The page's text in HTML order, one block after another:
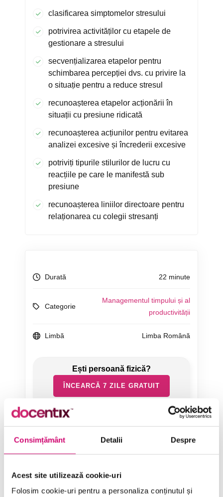
Consimțământ Detalii Despre
Acest site utilizează cookie-uri
Folosim cookie-uri pentru a personaliza conținutul și
clasificarea simptomelor stresului
potrivirea activităților cu etapele de
gestionare a stresului
secvențializarea etapelor pentru
schimbarea percepției dvs. cu privire la
o situație pentru a reduce stresul
recunoașterea etapelor acționării în
situații cu presiune ridicată
recunoașterea acțiunilor pentru evitarea
analizei excesive și încrederii excesive
potriviți tipurile stilurilor de lucru cu
reacțiile pe care le manifestă sub
presiune
recunoașterea liniilor directoare pentru
relaționarea cu colegii stresanți
Durată 22 minute
Categorie
Managementul timpului și al
productivității
Limbă Limba Română
ÎNCEARCĂ 7 ZILE GRATUIT